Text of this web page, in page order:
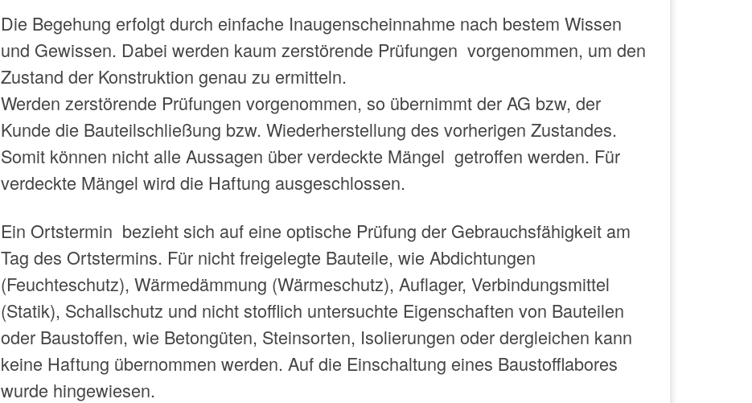
Die Begehung erfolgt durch einfache Inaugenscheinnahme nach bestem Wissen
und Gewissen. Dabei werden kaum zerstörende Prüfungen vorgenommen, um den
Zustand der Konstruktion genau zu ermitteln.
Werden zerstörende Prüfungen vorgenommen, so übernimmt der AG bzw, der
Kunde die Bauteilschließung bzw. Wiederherstellung des vorherigen Zustandes.
Somit können nicht alle Aussagen über verdeckte Mängel getroffen werden. Für
verdeckte Mängel wird die Haftung ausgeschlossen.
Ein Ortstermin bezieht sich auf eine optische Prüfung der Gebrauchsfähigkeit am
Tag des Ortstermins. Für nicht freigelegte Bauteile, wie Abdichtungen
(Feuchteschutz), Wärmedämmung (Wärmeschutz), Auflager, Verbindungsmittel
(Statik), Schallschutz und nicht stofflich untersuchte Eigenschaften von Bauteilen
oder Baustoffen, wie Betongüten, Steinsorten, Isolierungen oder dergleichen kann
keine Haftung übernommen werden. Auf die Einschaltung eines Baustofflabores
wurde hingewiesen.